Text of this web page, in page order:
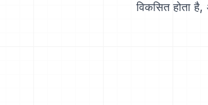
विकसित होता